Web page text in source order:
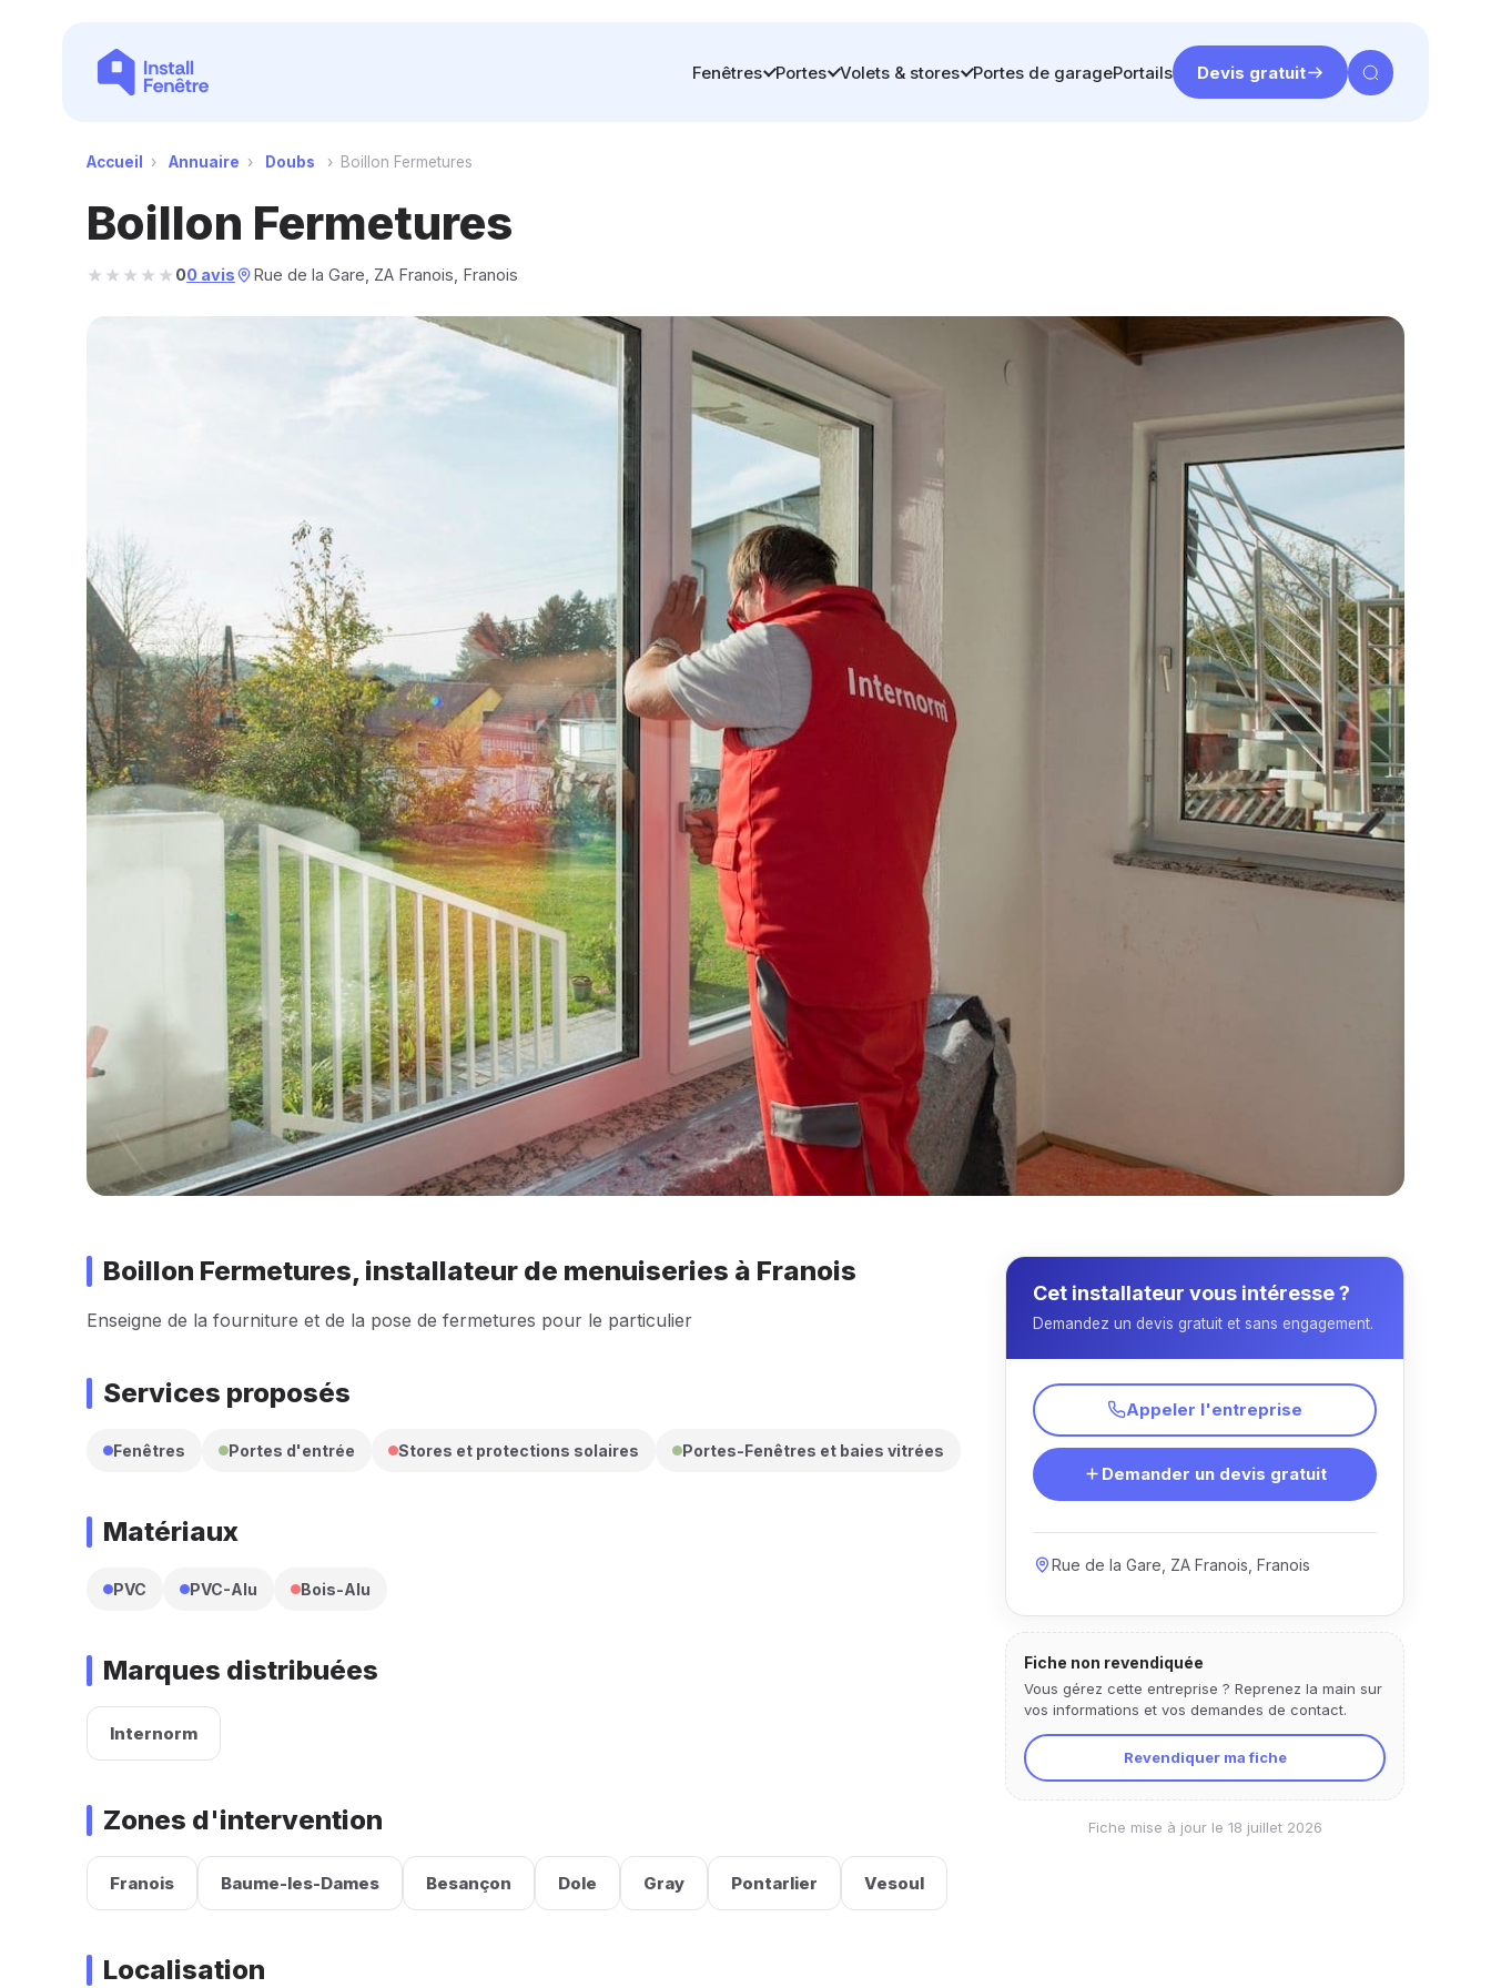
Fenêtres Portes Volets & stores Portes de garagePortails Devis gratuit
Accueil › Annuaire › Doubs › Boillon Fermetures
Boillon Fermetures
★★★★★
★★★★★ 00 avis Rue de la Gare, ZA Franois, Franois
Boillon Fermetures, installateur de menuiseries à Franois
Enseigne de la fourniture et de la pose de fermetures pour le particulier
Services proposés
Fenêtres Portes d'entrée Stores et protections solaires Portes-Fenêtres et baies vitrées
Matériaux
PVC PVC-Alu Bois-Alu
Marques distribuées
Internorm
Zones d'intervention
Franois Baume-les-Dames Besançon Dole Gray Pontarlier Vesoul
Localisation
Cet installateur vous intéresse ?
Demandez un devis gratuit et sans engagement.
Appeler l'entreprise
Demander un devis gratuit
Rue de la Gare, ZA Franois, Franois
Fiche non revendiquée
Vous gérez cette entreprise ? Reprenez la main sur
vos informations et vos demandes de contact.
Revendiquer ma fiche
Fiche mise à jour le 18 juillet 2026